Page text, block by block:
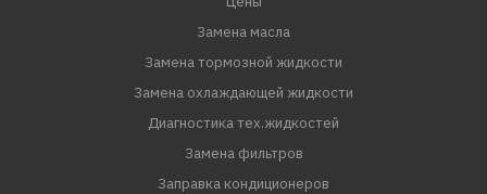
Замена масла
Замена тормозной жидкости
Замена охлаждающей жидкости
Диагностика тех.жидкостей
Замена фильтров
Заправка кондиционеров